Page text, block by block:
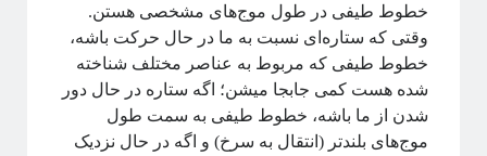
ریاضی
زندگی علمی
سایر
سخن اندیشمندان
سیستم‌های پیچیده
سینما
خطوط طیفی در طول موج‌های مشخصی هستن.
وقتی که ستاره‌ای نسبت به ما در حال حرکت باشه،
خطوط طیفی که مربوط به عناصر مختلف شناخته
شده هست کمی جابجا میشن؛ اگه ستاره در حال دور
شدن از ما باشه، خطوط طیفی به سمت طول
موج‌های بلندتر (انتقال به سرخ) و اگه در حال نزدیک